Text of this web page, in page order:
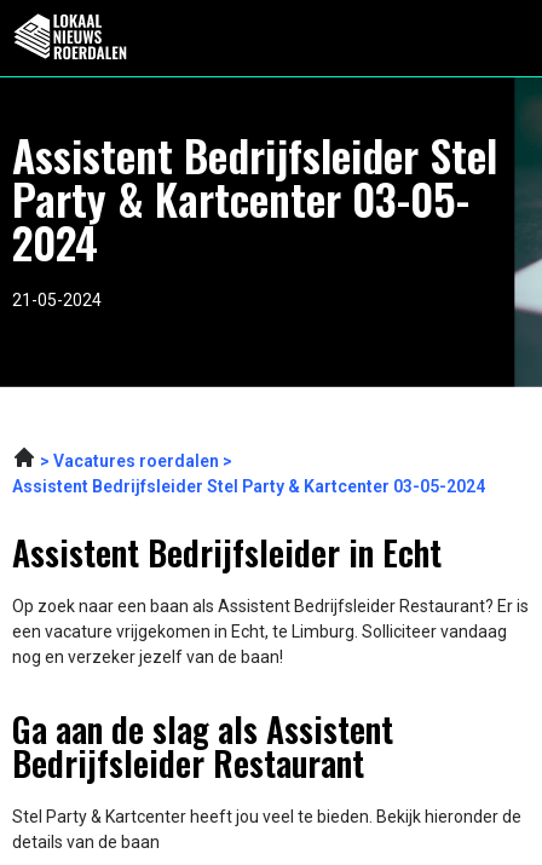
Assistent Bedrijfsleider Stel
Party & Kartcenter 03-05-
2024
21-05-2024
Vacatures roerdalen
Assistent Bedrijfsleider Stel Party & Kartcenter 03-05-2024
Assistent Bedrijfsleider in Echt
Op zoek naar een baan als Assistent Bedrijfsleider Restaurant? Er is
een vacature vrijgekomen in Echt, te Limburg. Solliciteer vandaag
nog en verzeker jezelf van de baan!
Ga aan de slag als Assistent
Bedrijfsleider Restaurant
Stel Party & Kartcenter heeft jou veel te bieden. Bekijk hieronder de
details van de baan